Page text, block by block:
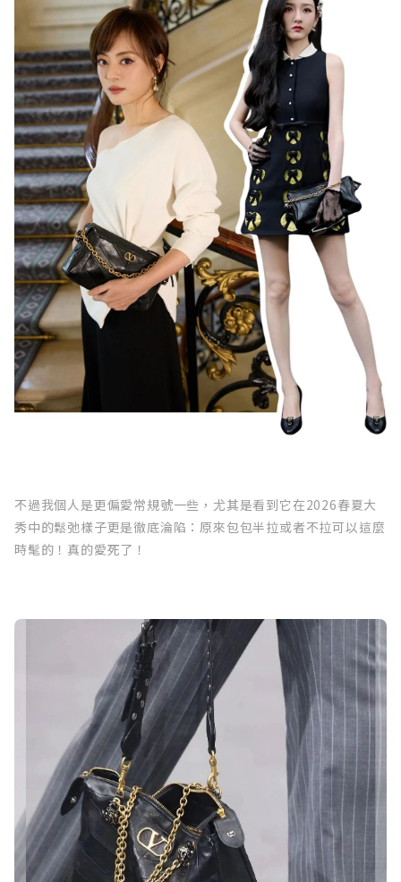
不過我個人是更偏愛常規號一些，尤其是看到它在2026春夏大
秀中的鬆弛樣子更是徹底淪陷：原來包包半拉或者不拉可以這麼
時髦的！真的愛死了！